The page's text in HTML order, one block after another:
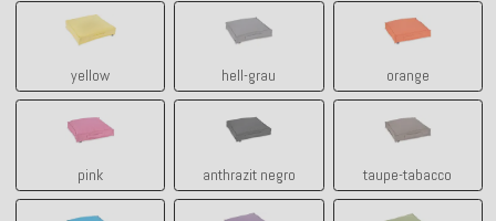
yellow
yellow
hell-grau orange
pink anthrazit negro
anthrazit negro
taupe-tabacco
taupe-tabacco
lila ultraviolet pistazie